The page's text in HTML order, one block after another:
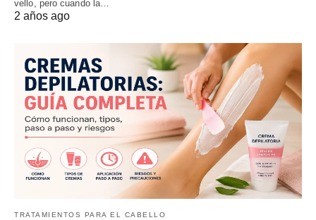
vello, pero cuando la…
2 años ago
TRATAMIENTOS PARA EL CABELLO